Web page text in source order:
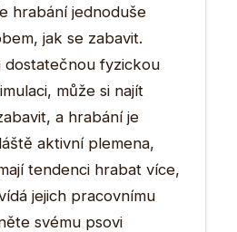
hrabání jednoduše
jak se zabavit.
dostatečnou fyzickou
může si najít
a hrabání je
aktivní plemena,
tendenci hrabat více,
jejich pracovnímu
svému psovi